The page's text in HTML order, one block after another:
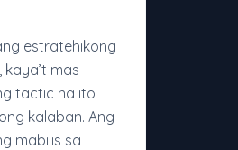
estratehikong
mas
tactic na ito
kalaban. Ang
mabilis sa